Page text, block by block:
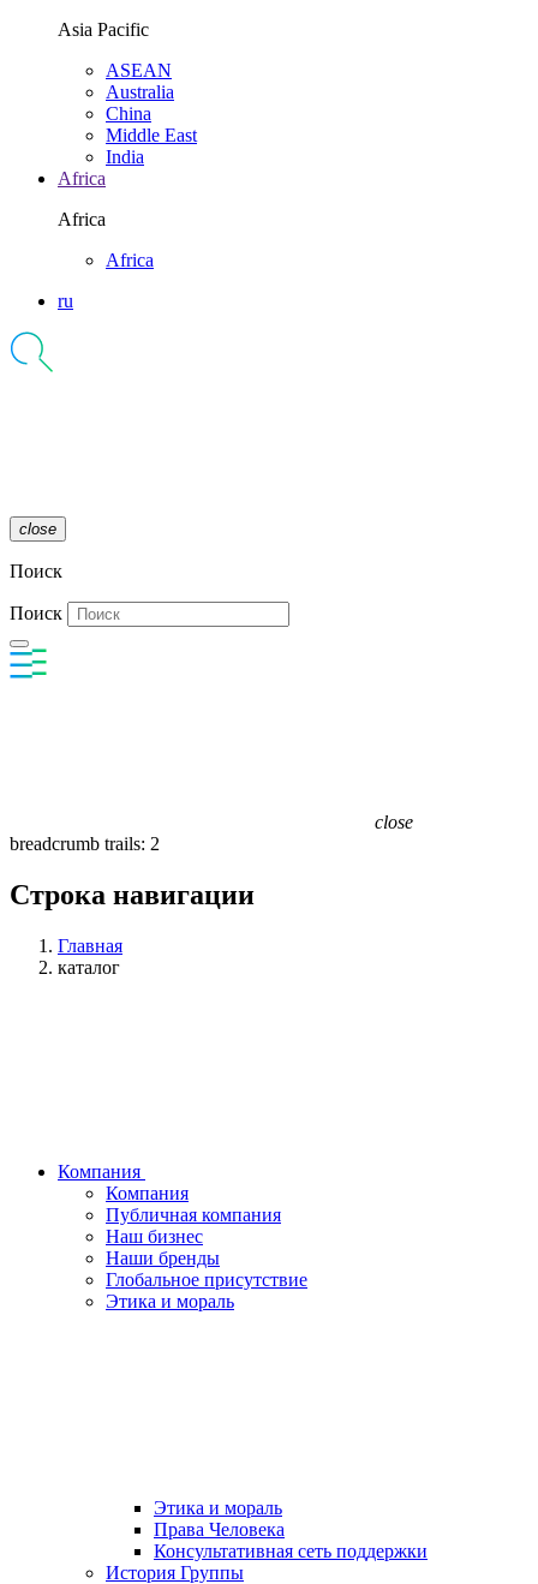
Asia Pacific
ASEAN
Australia
China
Middle East
India
Africa
Africa
Africa
ru
close
Поиск
Поиск
close
breadcrumb trails: 2
Строка навигации
Главная
каталог
Компания
Компания
Публичная компания
Наш бизнес
Наши бренды
Глобальное присутствие
Этика и мораль
Этика и мораль
Права Человека
Консультативная сеть поддержки
История Группы